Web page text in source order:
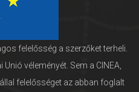
felelősség a szerzőket terheli.
véleményét. Sem a CINEA,
felelősséget az abban foglalt